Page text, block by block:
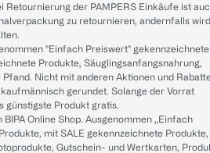
Retournierung der PAMPERS Einkäufe ist
zu retournieren, andernfalls wird
"Einfach Preiswert" gekennzeichnete
Produkte, Säuglingsanfangsnahrung,
Nicht mit anderen Aktionen und
gerundet. Solange der Vorrat
günstigste Produkt gratis.
BIPA Online Shop. Ausgenommen „Einfach
mit SALE gekennzeichnete Produkte,
Gutschein- und Wertkarten,